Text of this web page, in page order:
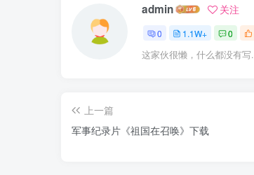
admin 关注
0 1.1W+ 0
这家伙很懒，什么都没有写
上一篇
军事纪录片《祖国在召唤》下载